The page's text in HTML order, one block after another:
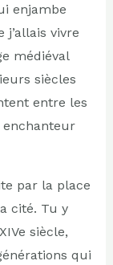
enjambe
j’allais vivre
médiéval
siècles
entre les
enchanteur
par la place
cité. Tu y
siècle,
qui